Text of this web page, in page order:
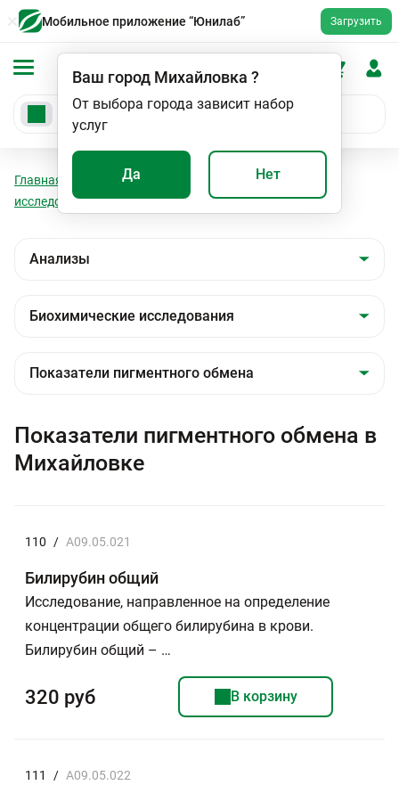
Мобильное приложение “Юнилаб” Загрузить
Ваш город Михайловка ?
От выбора города зависит набор
услуг
Да Нет
Главная Анализы
Биохимические
исследования
Показатели пигментного обмена
Показатели пигментного обмена в
Михайловке
110 / A09.05.021
Билирубин общий
Исследование, направленное на определение
концентрации общего билирубина в крови.
Билирубин общий – …
320 руб В корзину
111 / A09.05.022